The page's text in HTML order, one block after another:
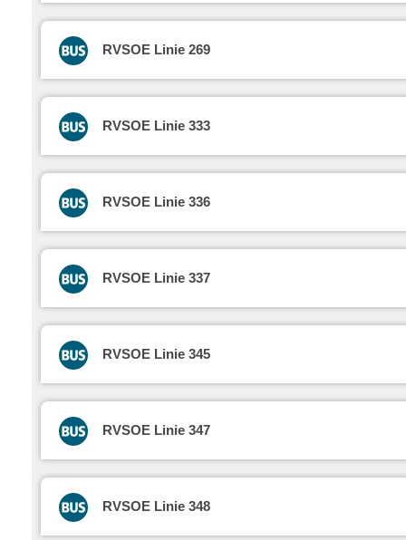
RVSOE Linie 269
RVSOE Linie 333
RVSOE Linie 336
RVSOE Linie 337
RVSOE Linie 345
RVSOE Linie 347
RVSOE Linie 348